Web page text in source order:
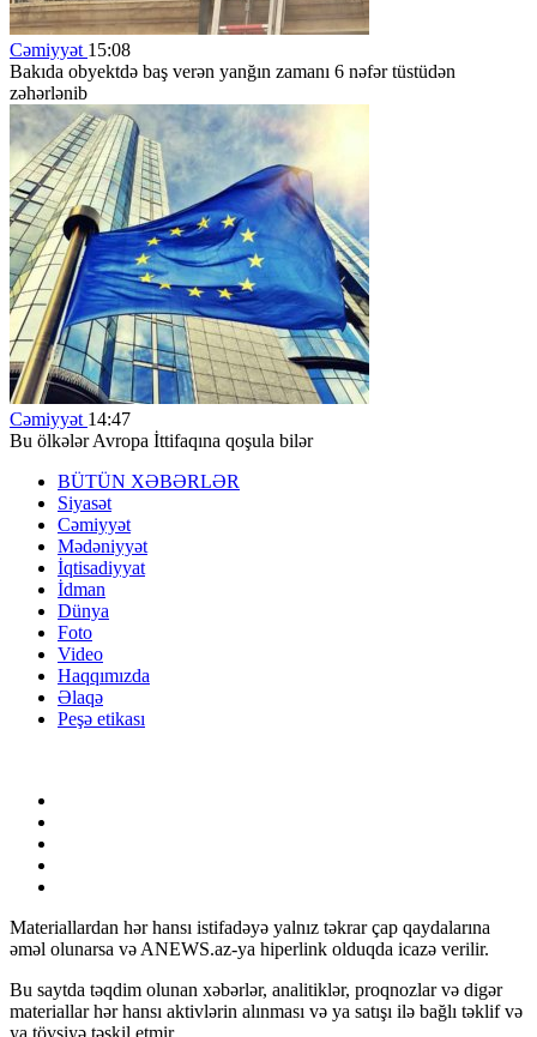
Cəmiyyət 15:08
Bakıda obyektdə baş verən yanğın zamanı 6 nəfər tüstüdən
zəhərlənib
Cəmiyyət 14:47
Bu ölkələr Avropa İttifaqına qoşula bilər
BÜTÜN XƏBƏRLƏR
Siyasət
Cəmiyyət
Mədəniyyət
İqtisadiyyat
İdman
Dünya
Foto
Video
Haqqımızda
Əlaqə
Peşə etikası
Materiallardan hər hansı istifadəyə yalnız təkrar çap qaydalarına
əməl olunarsa və ANEWS.az-ya hiperlink olduqda icazə verilir.
Bu saytda təqdim olunan xəbərlər, analitiklər, proqnozlar və digər
materiallar hər hansı aktivlərin alınması və ya satışı ilə bağlı təklif və
ya tövsiyə təşkil etmir.